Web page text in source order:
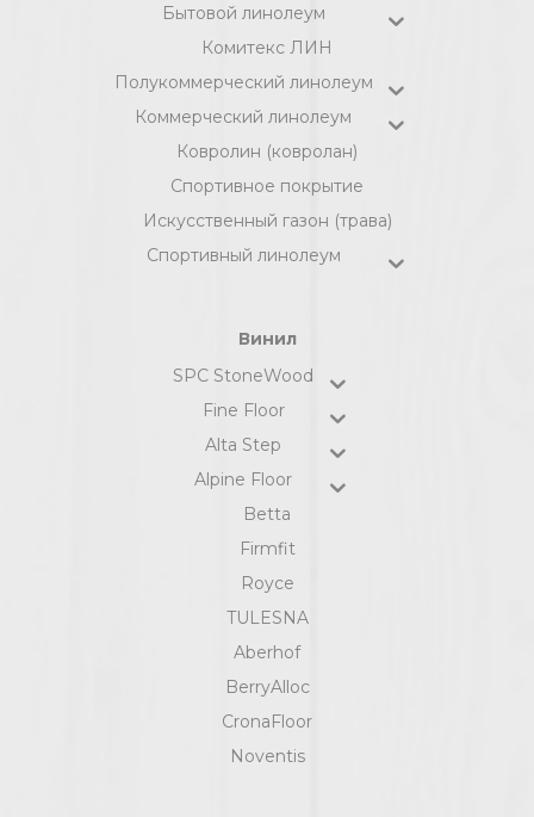
Бытовой линолеум
Комитекс ЛИН
Полукоммерческий линолеум
Коммерческий линолеум
Ковролин (ковролан)
Спортивное покрытие
Искусственный газон (трава)
Спортивный линолеум
Винил
SPC StoneWood
Fine Floor
Alta Step
Alpine Floor
Betta
Firmfit
Royce
TULESNA
Aberhof
BerryAlloc
CronaFloor
Noventis